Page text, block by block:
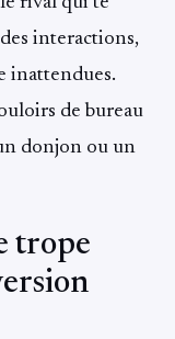
interactions,
inattendues.
de bureau
donjon ou un
trope